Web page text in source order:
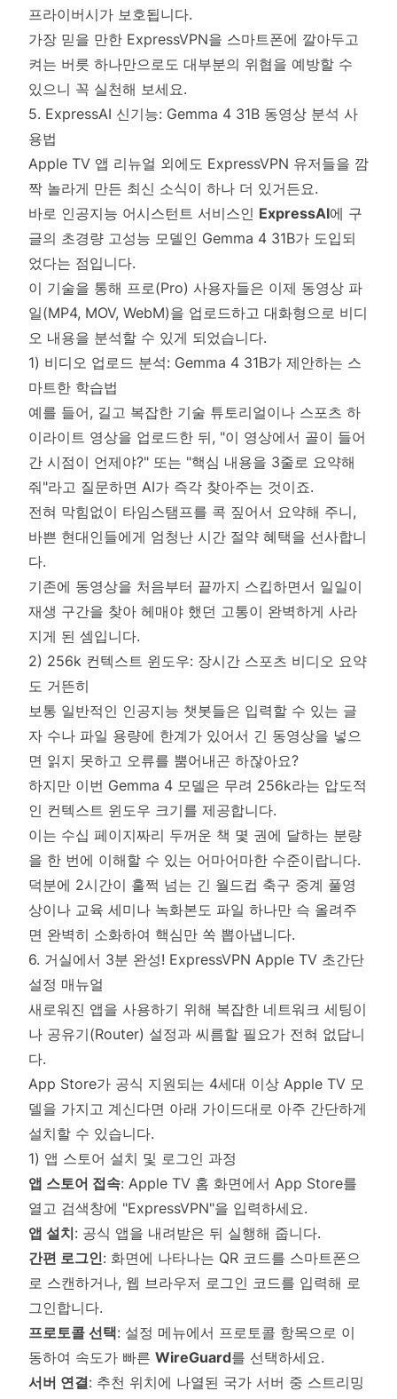
프라이버시가 보호됩니다.
가장 믿을 만한 ExpressVPN을 스마트폰에 깔아두고
켜는 버릇 하나만으로도 대부분의 위협을 예방할 수
있으니 꼭 실천해 보세요.
5. ExpressAI 신기능: Gemma 4 31B 동영상 분석 사
용법
Apple TV 앱 리뉴얼 외에도 ExpressVPN 유저들을 깜
짝 놀라게 만든 최신 소식이 하나 더 있거든요.
바로 인공지능 어시스턴트 서비스인 ExpressAI에 구
글의 초경량 고성능 모델인 Gemma 4 31B가 도입되
었다는 점입니다.
이 기술을 통해 프로(Pro) 사용자들은 이제 동영상 파
일(MP4, MOV, WebM)을 업로드하고 대화형으로 비디
오 내용을 분석할 수 있게 되었습니다.
1) 비디오 업로드 분석: Gemma 4 31B가 제안하는 스
마트한 학습법
예를 들어, 길고 복잡한 기술 튜토리얼이나 스포츠 하
이라이트 영상을 업로드한 뒤, "이 영상에서 골이 들어
간 시점이 언제야?" 또는 "핵심 내용을 3줄로 요약해
줘"라고 질문하면 AI가 즉각 찾아주는 것이죠.
전혀 막힘없이 타임스탬프를 콕 짚어서 요약해 주니,
바쁜 현대인들에게 엄청난 시간 절약 혜택을 선사합니
다.
기존에 동영상을 처음부터 끝까지 스킵하면서 일일이
재생 구간을 찾아 헤매야 했던 고통이 완벽하게 사라
지게 된 셈입니다.
2) 256k 컨텍스트 윈도우: 장시간 스포츠 비디오 요약
도 거뜬히
보통 일반적인 인공지능 챗봇들은 입력할 수 있는 글
자 수나 파일 용량에 한계가 있어서 긴 동영상을 넣으
면 읽지 못하고 오류를 뿜어내곤 하잖아요?
하지만 이번 Gemma 4 모델은 무려 256k라는 압도적
인 컨텍스트 윈도우 크기를 제공합니다.
이는 수십 페이지짜리 두꺼운 책 몇 권에 달하는 분량
을 한 번에 이해할 수 있는 어마어마한 수준이랍니다.
덕분에 2시간이 훌쩍 넘는 긴 월드컵 축구 중계 풀영
상이나 교육 세미나 녹화본도 파일 하나만 슥 올려주
면 완벽히 소화하여 핵심만 쏙 뽑아냅니다.
6. 거실에서 3분 완성! ExpressVPN Apple TV 초간단
설정 매뉴얼
새로워진 앱을 사용하기 위해 복잡한 네트워크 세팅이
나 공유기(Router) 설정과 씨름할 필요가 전혀 없답니
다.
App Store가 공식 지원되는 4세대 이상 Apple TV 모
델을 가지고 계신다면 아래 가이드대로 아주 간단하게
설치할 수 있습니다.
1) 앱 스토어 설치 및 로그인 과정
앱 스토어 접속: Apple TV 홈 화면에서 App Store를
열고 검색창에 "ExpressVPN"을 입력하세요.
앱 설치: 공식 앱을 내려받은 뒤 실행해 줍니다.
간편 로그인: 화면에 나타나는 QR 코드를 스마트폰으
로 스캔하거나, 웹 브라우저 로그인 코드를 입력해 로
그인합니다.
프로토콜 선택: 설정 메뉴에서 프로토콜 항목으로 이
동하여 속도가 빠른 WireGuard를 선택하세요.
서버 연결: 추천 위치에 나열된 국가 서버 중 스트리밍